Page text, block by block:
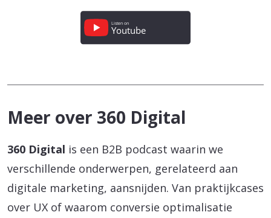
Meer over 360 Digital
360 Digital is een B2B podcast waarin we
verschillende onderwerpen, gerelateerd aan
digitale marketing, aansnijden. Van praktijkcases
over UX of waarom conversie optimalisatie